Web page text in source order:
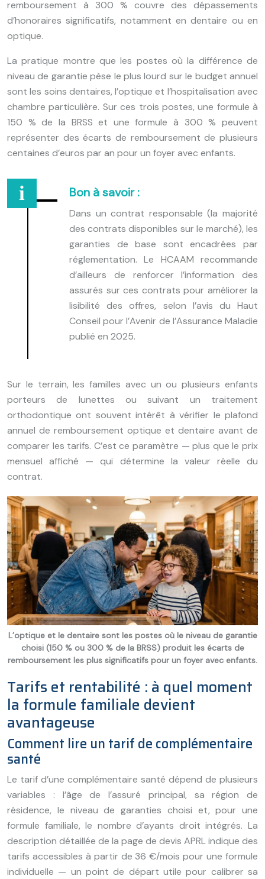
remboursement à 300 % couvre des dépassements
d’honoraires significatifs, notamment en dentaire ou en
optique.
La pratique montre que les postes où la différence de
niveau de garantie pèse le plus lourd sur le budget annuel
sont les soins dentaires, l’optique et l’hospitalisation avec
chambre particulière. Sur ces trois postes, une formule à
150 % de la BRSS et une formule à 300 % peuvent
représenter des écarts de remboursement de plusieurs
centaines d’euros par an pour un foyer avec enfants.
Bon à savoir :
Dans un contrat responsable (la majorité
des contrats disponibles sur le marché), les
garanties de base sont encadrées par
réglementation. Le HCAAM recommande
d’ailleurs de renforcer l’information des
assurés sur ces contrats pour améliorer la
lisibilité des offres, selon l’avis du Haut
Conseil pour l’Avenir de l’Assurance Maladie
publié en 2025.
Sur le terrain, les familles avec un ou plusieurs enfants
porteurs de lunettes ou suivant un traitement
orthodontique ont souvent intérêt à vérifier le plafond
annuel de remboursement optique et dentaire avant de
comparer les tarifs. C’est ce paramètre — plus que le prix
mensuel affiché — qui détermine la valeur réelle du
contrat.
L’optique et le dentaire sont les postes où le niveau de garantie
choisi (150 % ou 300 % de la BRSS) produit les écarts de
remboursement les plus significatifs pour un foyer avec enfants.
Tarifs et rentabilité : à quel moment
la formule familiale devient
avantageuse
Comment lire un tarif de complémentaire
santé
Le tarif d’une complémentaire santé dépend de plusieurs
variables : l’âge de l’assuré principal, sa région de
résidence, le niveau de garanties choisi et, pour une
formule familiale, le nombre d’ayants droit intégrés. La
description détaillée de la page de devis APRL indique des
tarifs accessibles à partir de 36 €/mois pour une formule
individuelle — un point de départ utile pour calibrer sa